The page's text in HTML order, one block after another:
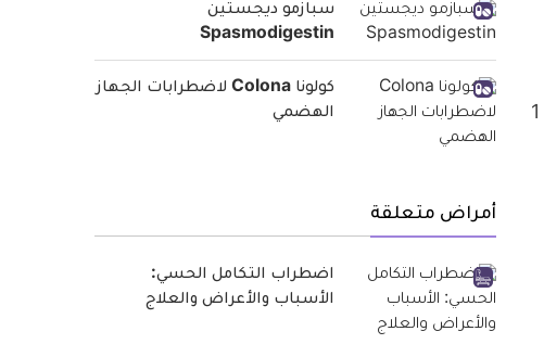
يساعد في الحفاظ على المعدة في بيئة حمضية للغاية. حيث يجب ان تظل درجة حموضة المعدة ما بين 1
سبازمو ديجستين
Spasmodigestin
كولونا Colona لاضطرابات الجهاز
الهضمي
أمراض متعلقة
اضطراب التكامل الحسي:
الأسباب والأعراض والعلاج